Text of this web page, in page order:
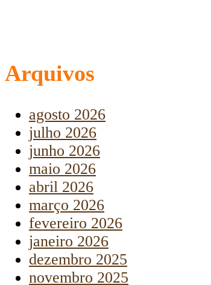
Arquivos
agosto 2026
julho 2026
junho 2026
maio 2026
abril 2026
março 2026
fevereiro 2026
janeiro 2026
dezembro 2025
novembro 2025